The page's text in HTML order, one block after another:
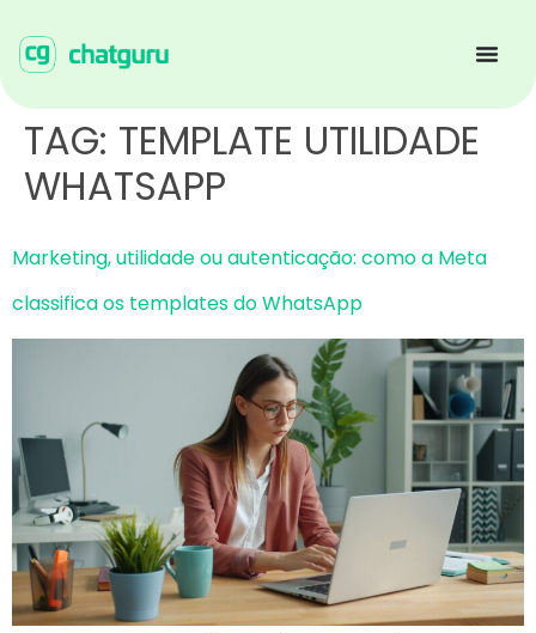
TAG: TEMPLATE UTILIDADE
WHATSAPP
Marketing, utilidade ou autenticação: como a Meta
classifica os templates do WhatsApp